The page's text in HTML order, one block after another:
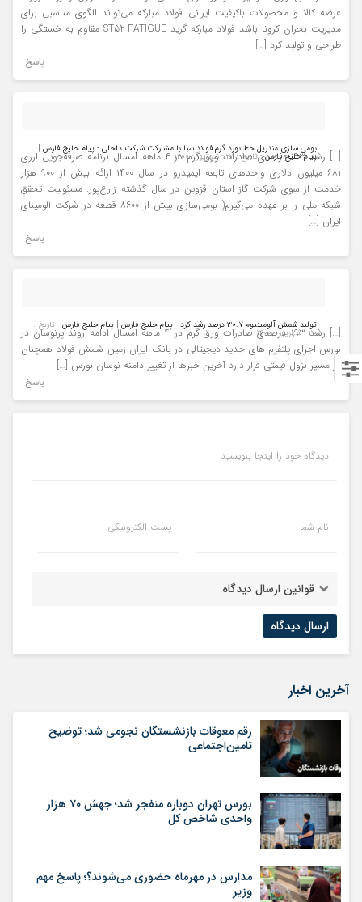
عرضه کالا و محصولات باکیفیت ایرانی فولاد مبارکه می‌تواند الگوی مناسبی برای
مدیریت بحران کرونا باشد فولاد مبارکه گرید ST52-FATIGUE مقاوم به خستگی را
طراحی و تولید کرد […]
پاسخ
بومی سازی مندریل خط نورد گرم فولاد سبا با مشارکت شرکت داخلی - پیام خلیج فارس |
پیام خلیج فارس- تاریخ : ۱۷ - شهریور - ۱۴۰۰
[…] رشد ۱۹۳ درصدی صادرات ورق گرم در ۴ ماهه امسال برنامه صرفه‌جویی ارزی
۶۸۱ میلیون دلاری واحدهای تابعه ایمیدرو در سال ۱۴۰۰ ارائه بیش از ۹۰۰ هزار
خدمت از سوی شرکت گاز استان قزوین در سال گذشته زارع‌پور: مسئولیت تحقق
شبکه ملی را بر عهده می‌گیرم( بومی‌سازی بیش از ۸۶۰۰ قطعه در شرکت آلومینای
ایران […]
پاسخ
تولید شمش آلومینیوم ۳۰.۷ درصد رشد کرد - پیام خلیج فارس | پیام خلیج فارس - تاریخ :
۲۰ - شهریور - ۱۴۰۰
[…] رشد ۱۹۳ درصدی صادرات ورق گرم در ۴ ماهه امسال ادامه روند پرنوسان در
بورس اجرای پلتفرم‌ های جدید دیجیتالی در بانک ایران زمین شمش فولاد همچنان
در مسیر نزول قیمتی قرار دارد آخرین خبرها از تغییر دامنه نوسان بورس […]
پاسخ
دیدگاه خود را اینجا بنویسید
نام شما پست الکترونیکی
قوانین ارسال دیدگاه
آخرین اخبار
رقم معوقات بازنشستگان نجومی شد؛ توضیح
تامین‌اجتماعی
بورس تهران دوباره منفجر شد؛ جهش ۷۰ هزار
واحدی شاخص کل
مدارس در مهرماه حضوری می‌شوند؟؛ پاسخ مهم
وزیر